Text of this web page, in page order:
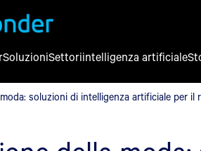
soluzioni di intelligenza artificiale per
SoluzioniSettoriintelligenza artificiale
soluzioni di intelligenza artificiale per il